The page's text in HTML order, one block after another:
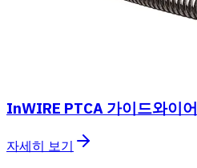
InWIRE PTCA 가이드와이어
자세히 보기